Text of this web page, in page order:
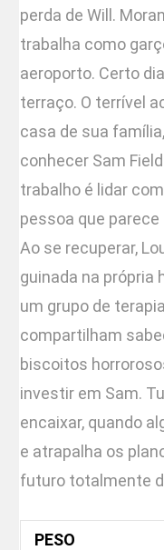
perda de Will.
trabalha como
aeroporto. Certo
terraço. O terrível
casa de sua
conhecer Sam
trabalho é lidar
pessoa que
Ao se recuperar,
guinada na própria
um grupo de
compartilham
biscoitos
investir em Sam.
encaixar, quando
e atrapalha os
futuro totalmente
PESO